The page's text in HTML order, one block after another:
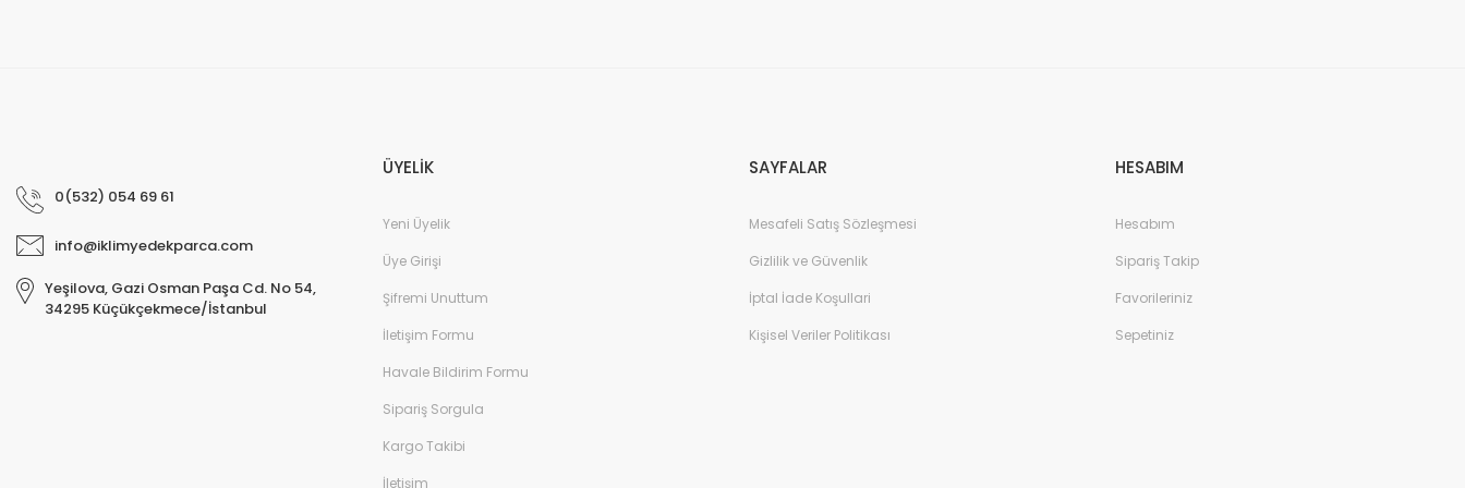
0(532) 054 69 61
info@iklimyedekparca.com
Yeşilova, Gazi Osman Paşa Cd. No 54,
34295 Küçükçekmece/İstanbul
ÜYELİK
Yeni Üyelik
Üye Girişi
Şifremi Unuttum
İletişim Formu
Havale Bildirim Formu
Sipariş Sorgula
Kargo Takibi
İletişim
SAYFALAR
Mesafeli Satış Sözleşmesi
Gizlilik ve Güvenlik
İptal İade Koşullari
Kişisel Veriler Politikası
HESABIM
Hesabım
Sipariş Takip
Favorileriniz
Sepetiniz